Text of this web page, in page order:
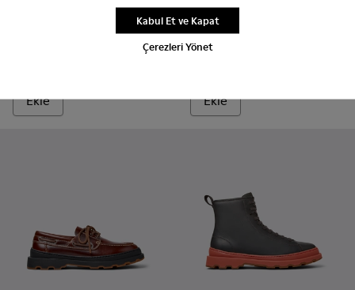
Çerezleri Yönet
Kabul Et ve Kapat
Ekle
Brutus Sandal
₺6.719
Ekle